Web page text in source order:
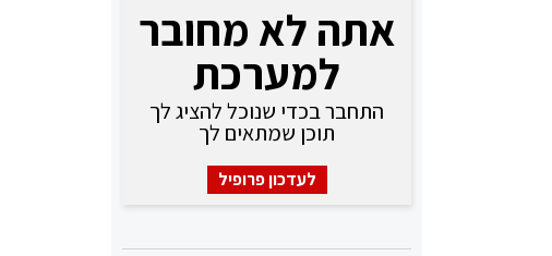
אתה לא מחובר
למערכת
התחבר בכדי שנוכל להציג לך
תוכן שמתאים לך
לעדכון פרופיל